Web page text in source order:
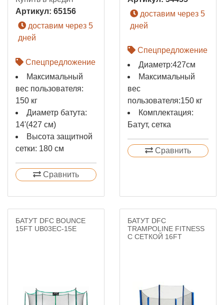
Артикул: 65156
доставим через 5
дней
Спецпредложение
Максимальный
вес пользователя:
150 кг
Диаметр батута:
14'(427 см)
Высота защитной
сетки: 180 см
Сравнить
доставим через 5
дней
Спецпредложение
Диаметр:427см
Максимальный
вес
пользователя:150 кг
Комплектация:
Батут, сетка
Сравнить
БАТУТ DFC BOUNCE
15FT UB03EC-15E
БАТУТ DFC
TRAMPOLINE FITNESS
С СЕТКОЙ 16FT